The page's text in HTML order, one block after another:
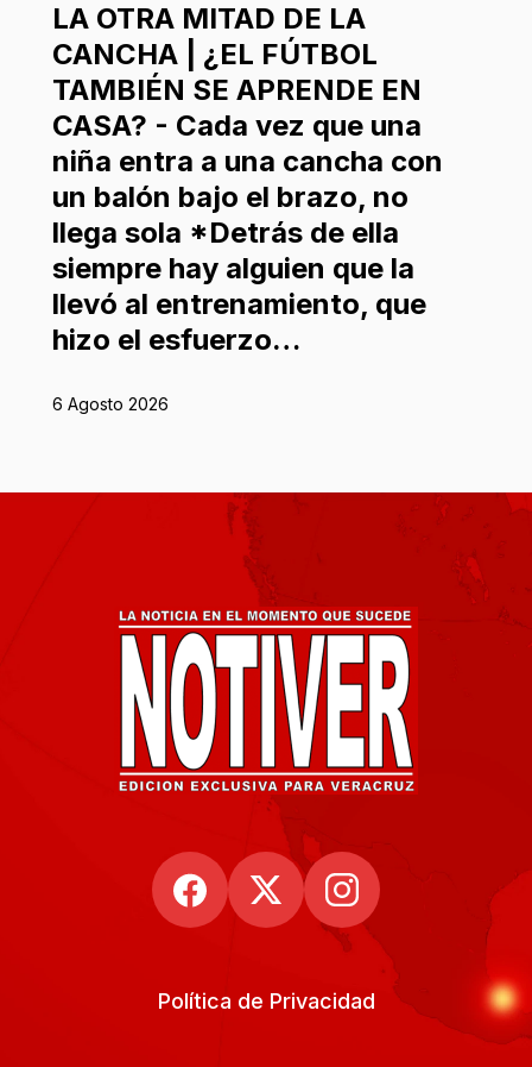
LA OTRA MITAD DE LA
CANCHA | ¿EL FÚTBOL
TAMBIÉN SE APRENDE EN
CASA? - Cada vez que una
niña entra a una cancha con
un balón bajo el brazo, no
llega sola *Detrás de ella
siempre hay alguien que la
llevó al entrenamiento, que
hizo el esfuerzo…
6 Agosto 2026
Política de Privacidad